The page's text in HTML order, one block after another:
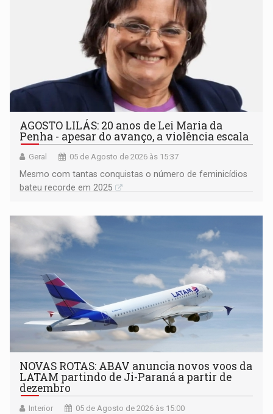
AGOSTO LILÁS: 20 anos de Lei Maria da
Penha - apesar do avanço, a violência escala
Geral 05 de Agosto de 2026 às 15:37
Mesmo com tantas conquistas o número de feminicídios
bateu recorde em 2025
NOVAS ROTAS: ABAV anuncia novos voos da
LATAM partindo de Ji-Paraná a partir de
dezembro
Interior 05 de Agosto de 2026 às 15:00